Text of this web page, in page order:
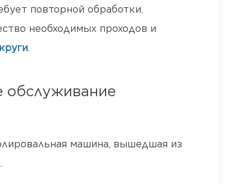
повторной обработки.
необходимых проходов и
.
обслуживание
машина, вышедшая из